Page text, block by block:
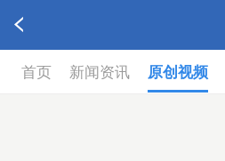
首页 新闻资讯 原创视频